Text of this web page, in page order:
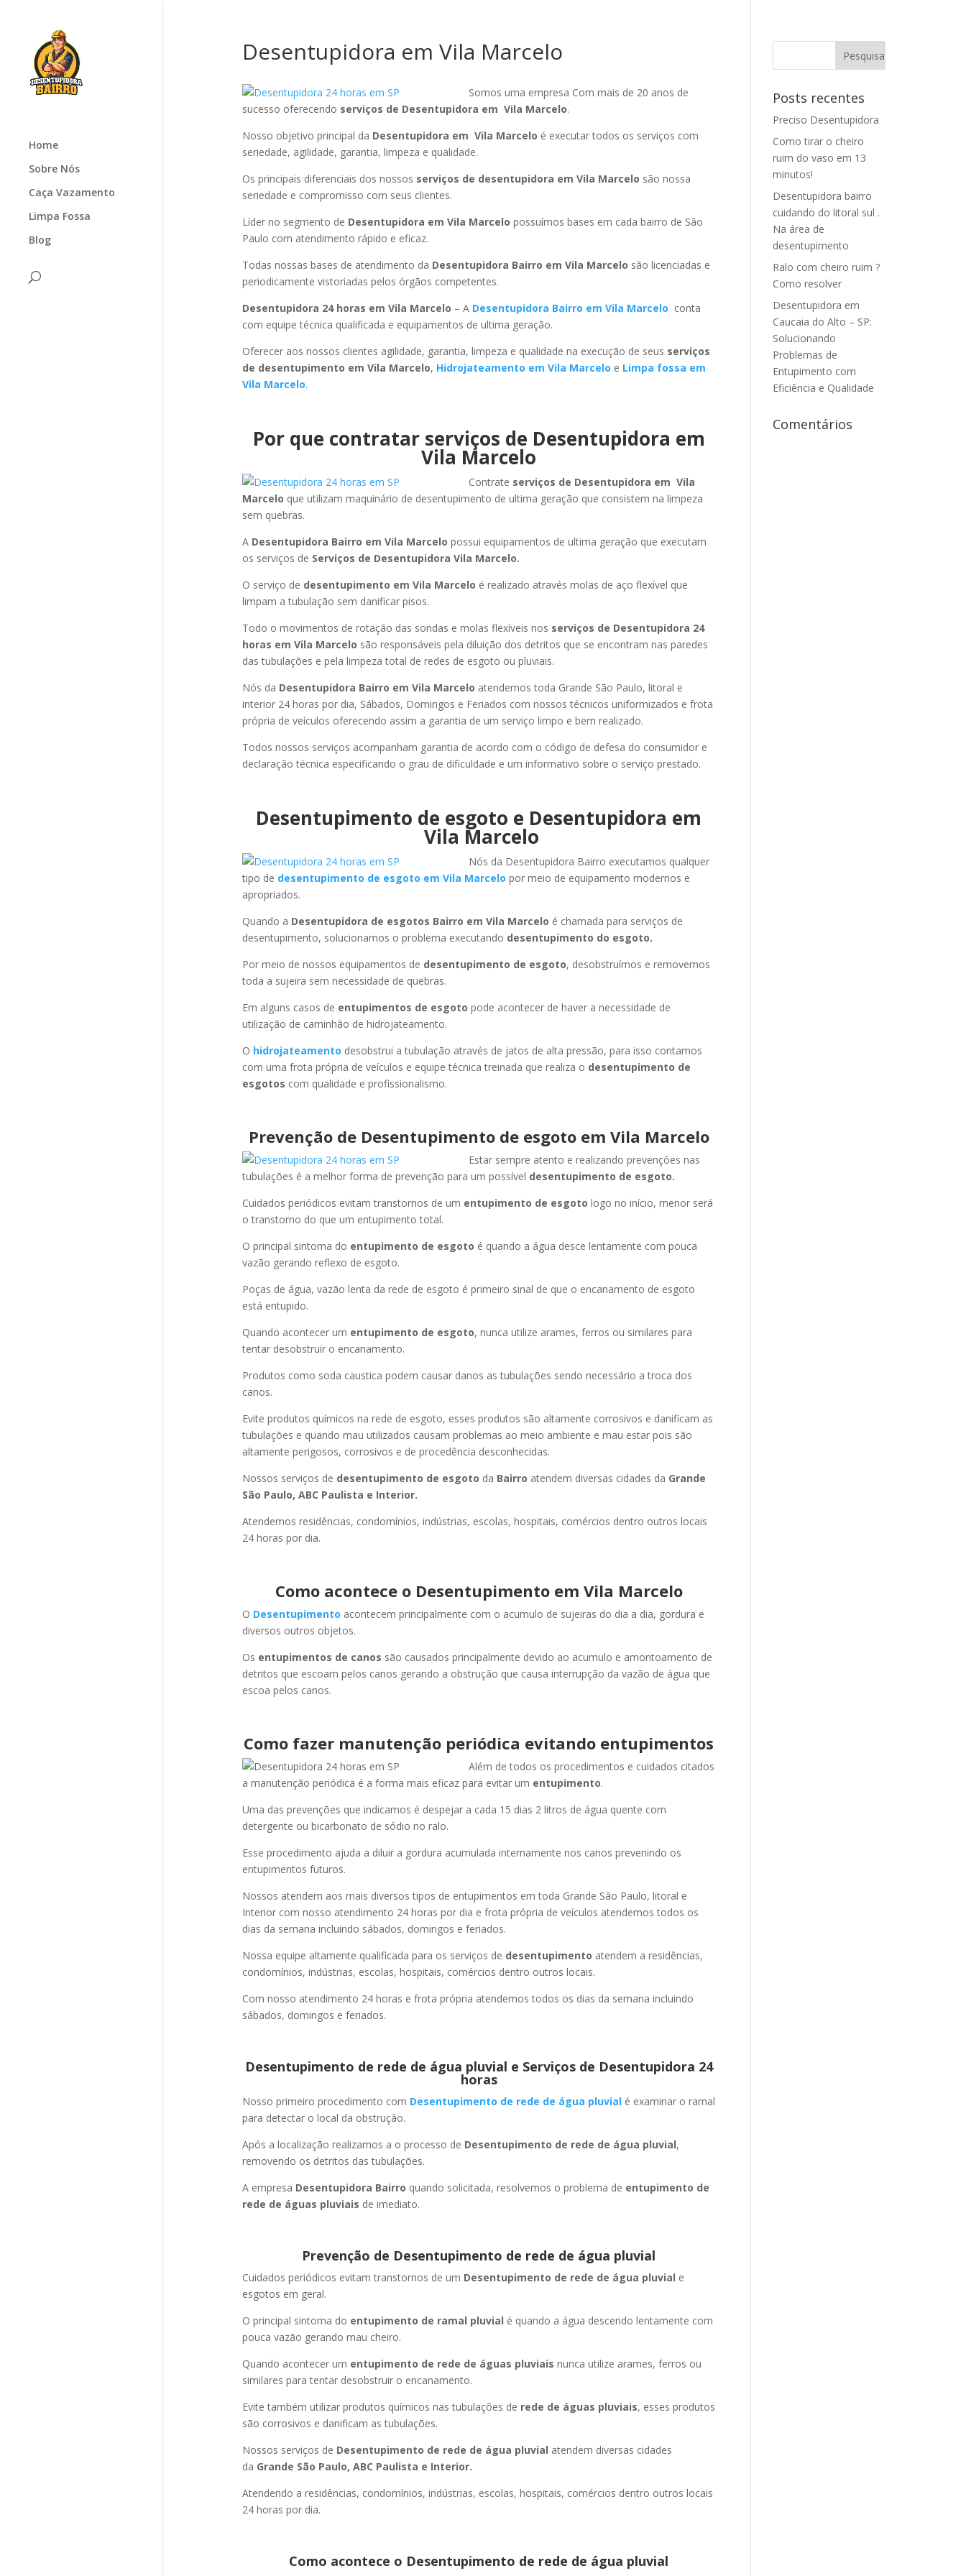
Home
Sobre Nós
Caça Vazamento
Limpa Fossa
Blog
Desentupidora em Vila Marcelo
Somos uma empresa Com mais de 20 anos de
sucesso oferecendo serviços de Desentupidora em Vila Marcelo.
Nosso objetivo principal da Desentupidora em Vila Marcelo é executar todos os serviços com
seriedade, agilidade, garantia, limpeza e qualidade.
Os principais diferenciais dos nossos serviços de desentupidora em Vila Marcelo são nossa
seriedade e compromisso com seus clientes.
Líder no segmento de Desentupidora em Vila Marcelo possuímos bases em cada bairro de São
Paulo com atendimento rápido e eficaz.
Todas nossas bases de atendimento da Desentupidora Bairro em Vila Marcelo são licenciadas e
periodicamente vistoriadas pelos órgãos competentes.
Desentupidora 24 horas em Vila Marcelo – A Desentupidora Bairro em Vila Marcelo conta
com equipe técnica qualificada e equipamentos de ultima geração.
Oferecer aos nossos clientes agilidade, garantia, limpeza e qualidade na execução de seus serviços
de desentupimento em Vila Marcelo, Hidrojateamento em Vila Marcelo e Limpa fossa em
Vila Marcelo.
Por que contratar serviços de Desentupidora em
Vila Marcelo
Contrate serviços de Desentupidora em Vila
Marcelo que utilizam maquinário de desentupimento de ultima geração que consistem na limpeza
sem quebras.
A Desentupidora Bairro em Vila Marcelo possui equipamentos de ultima geração que executam
os serviços de Serviços de Desentupidora Vila Marcelo.
O serviço de desentupimento em Vila Marcelo é realizado através molas de aço flexível que
limpam a tubulação sem danificar pisos.
Todo o movimentos de rotação das sondas e molas flexíveis nos serviços de Desentupidora 24
horas em Vila Marcelo são responsáveis pela diluição dos detritos que se encontram nas paredes
das tubulações e pela limpeza total de redes de esgoto ou pluviais.
Nós da Desentupidora Bairro em Vila Marcelo atendemos toda Grande São Paulo, litoral e
interior 24 horas por dia, Sábados, Domingos e Feriados com nossos técnicos uniformizados e frota
própria de veículos oferecendo assim a garantia de um serviço limpo e bem realizado.
Todos nossos serviços acompanham garantia de acordo com o código de defesa do consumidor e
declaração técnica especificando o grau de dificuldade e um informativo sobre o serviço prestado.
Desentupimento de esgoto e Desentupidora em
Vila Marcelo
Nós da Desentupidora Bairro executamos qualquer
tipo de desentupimento de esgoto em Vila Marcelo por meio de equipamento modernos e
apropriados.
Quando a Desentupidora de esgotos Bairro em Vila Marcelo é chamada para serviços de
desentupimento, solucionamos o problema executando desentupimento do esgoto.
Por meio de nossos equipamentos de desentupimento de esgoto, desobstruímos e removemos
toda a sujeira sem necessidade de quebras.
Em alguns casos de entupimentos de esgoto pode acontecer de haver a necessidade de
utilização de caminhão de hidrojateamento.
O hidrojateamento desobstrui a tubulação através de jatos de alta pressão, para isso contamos
com uma frota própria de veículos e equipe técnica treinada que realiza o desentupimento de
esgotos com qualidade e profissionalismo.
Prevenção de Desentupimento de esgoto em Vila Marcelo
Estar sempre atento e realizando prevenções nas
tubulações é a melhor forma de prevenção para um possível desentupimento de esgoto.
Cuidados periódicos evitam transtornos de um entupimento de esgoto logo no início, menor será
o transtorno do que um entupimento total.
O principal sintoma do entupimento de esgoto é quando a água desce lentamente com pouca
vazão gerando reflexo de esgoto.
Poças de água, vazão lenta da rede de esgoto é primeiro sinal de que o encanamento de esgoto
está entupido.
Quando acontecer um entupimento de esgoto, nunca utilize arames, ferros ou similares para
tentar desobstruir o encanamento.
Produtos como soda caustica podem causar danos as tubulações sendo necessário a troca dos
canos.
Evite produtos químicos na rede de esgoto, esses produtos são altamente corrosivos e danificam as
tubulações e quando mau utilizados causam problemas ao meio ambiente e mau estar pois são
altamente perigosos, corrosivos e de procedência desconhecidas.
Nossos serviços de desentupimento de esgoto da Bairro atendem diversas cidades da Grande
São Paulo, ABC Paulista e Interior.
Atendemos residências, condomínios, indústrias, escolas, hospitais, comércios dentro outros locais
24 horas por dia.
Como acontece o Desentupimento em Vila Marcelo
O Desentupimento acontecem principalmente com o acumulo de sujeiras do dia a dia, gordura e
diversos outros objetos.
Os entupimentos de canos são causados principalmente devido ao acumulo e amontoamento de
detritos que escoam pelos canos gerando a obstrução que causa interrupção da vazão de água que
escoa pelos canos.
Como fazer manutenção periódica evitando entupimentos
Além de todos os procedimentos e cuidados citados
a manutenção periódica é a forma mais eficaz para evitar um entupimento.
Uma das prevenções que indicamos é despejar a cada 15 dias 2 litros de água quente com
detergente ou bicarbonato de sódio no ralo.
Esse procedimento ajuda a diluir a gordura acumulada internamente nos canos prevenindo os
entupimentos futuros.
Nossos atendem aos mais diversos tipos de entupimentos em toda Grande São Paulo, litoral e
Interior com nosso atendimento 24 horas por dia e frota própria de veículos atendemos todos os
dias da semana incluindo sábados, domingos e feriados.
Nossa equipe altamente qualificada para os serviços de desentupimento atendem a residências,
condomínios, indústrias, escolas, hospitais, comércios dentro outros locais.
Com nosso atendimento 24 horas e frota própria atendemos todos os dias da semana incluindo
sábados, domingos e feriados.
Desentupimento de rede de água pluvial e Serviços de Desentupidora 24
horas
Nosso primeiro procedimento com Desentupimento de rede de água pluvialé examinar o ramal
para detectar o local da obstrução.
Após a localização realizamos a o processo de Desentupimento de rede de água pluvial,
removendo os detritos das tubulações.
A empresa Desentupidora Bairro quando solicitada, resolvemos o problema de entupimento de
rede de águas pluviais de imediato.
Prevenção de Desentupimento de rede de água pluvial
Cuidados periódicos evitam transtornos de um Desentupimento de rede de água pluvial e
esgotos em geral.
O principal sintoma do entupimento de ramal pluvial é quando a água descendo lentamente com
pouca vazão gerando mau cheiro.
Quando acontecer um entupimento de rede de águas pluviais nunca utilize arames, ferros ou
similares para tentar desobstruir o encanamento.
Evite também utilizar produtos químicos nas tubulações de rede de águas pluviais, esses produtos
são corrosivos e danificam as tubulações.
Nossos serviços de Desentupimento de rede de água pluvial atendem diversas cidades
da Grande São Paulo, ABC Paulista e Interior.
Atendendo a residências, condomínios, indústrias, escolas, hospitais, comércios dentro outros locais
24 horas por dia.
Como acontece o Desentupimento de rede de água pluvial
Posts recentes
Preciso Desentupidora
Como tirar o cheiro
ruim do vaso em 13
minutos!
Desentupidora bairro
cuidando do litoral sul .
Na área de
desentupimento
Ralo com cheiro ruim ?
Como resolver
Desentupidora em
Caucaia do Alto – SP:
Solucionando
Problemas de
Entupimento com
Eficiência e Qualidade
Comentários